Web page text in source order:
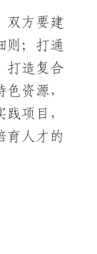
双方要建
则；打通
打造复合
资源，
项目，
育人才的